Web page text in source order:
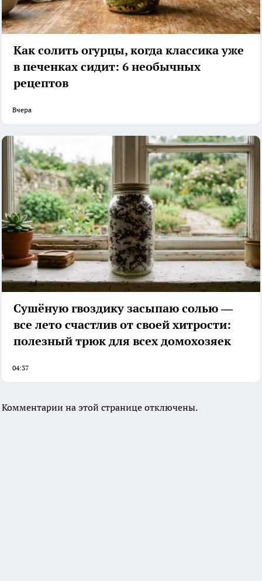
Как солить огурцы, когда классика уже
в печенках сидит: 6 необычных
рецептов
Вчера
Сушёную гвоздику засыпаю солью —
все лето счастлив от своей хитрости:
полезный трюк для всех домохозяек
04:37
Комментарии на этой странице отключены.